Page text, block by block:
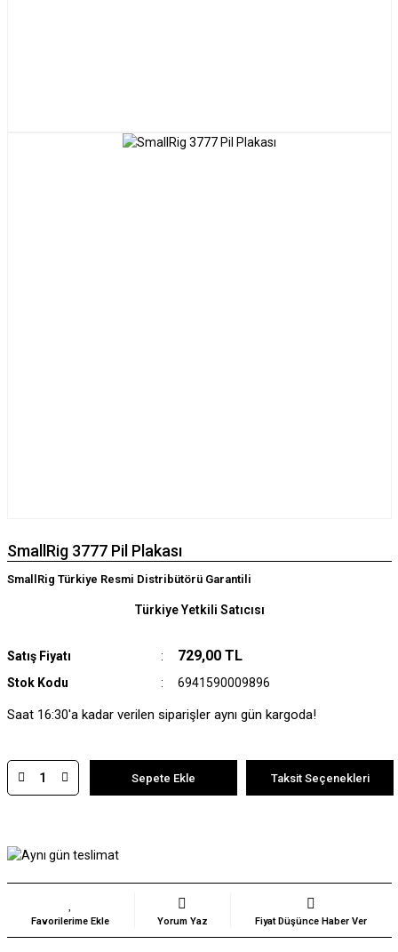
SmallRig 3777 Pil Plakası
SmallRig Türkiye Resmi Distribütörü Garantili
Satış Fiyatı 729,00 TL
Stok Kodu 6941590009896
Türkiye Yetkili Satıcısı
Saat 16:30'a kadar verilen siparişler aynı gün kargoda!
Sepete Ekle Taksit Seçenekleri
Yorum Yaz Fiyat Düşünce Haber Ver